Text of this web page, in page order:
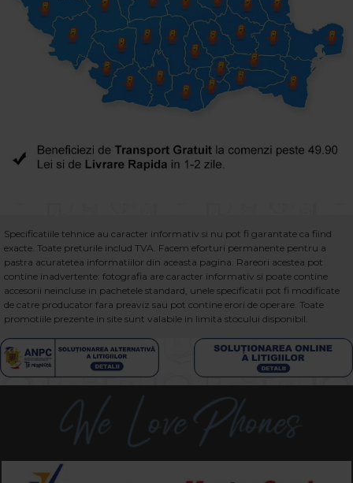
Specificatiile tehnice au caracter informativ si nu pot fi garantate ca fiind
exacte. Toate preturile includ TVA. Facem eforturi permanente pentru a
pastra acuratetea informatiilor din aceasta pagina. Rareori acestea pot
contine inadvertente: fotografia are caracter informativ si poate contine
accesorii neincluse in pachetele standard, unele specificatii pot fi modificate
de catre producator fara preaviz sau pot contine erori de operare. Toate
promotiile prezente in site sunt valabile in limita stocului disponibil.